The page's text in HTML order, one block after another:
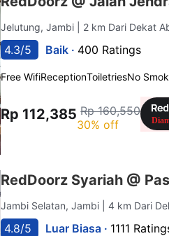
Jelutung, Jambi | 2 km Dari Dekat
4.3/5 Baik · 400 Ratings
Free WifiReceptionToiletriesNo
Rp 112,385 Rp 160,550
30% off
RedDoorz Syariah @
Jambi Selatan, Jambi | 4 km Dari
4.8/5 Luar Biasa · 1111